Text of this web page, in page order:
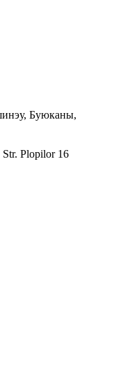
Буюканы,
Str. Plopilor 16